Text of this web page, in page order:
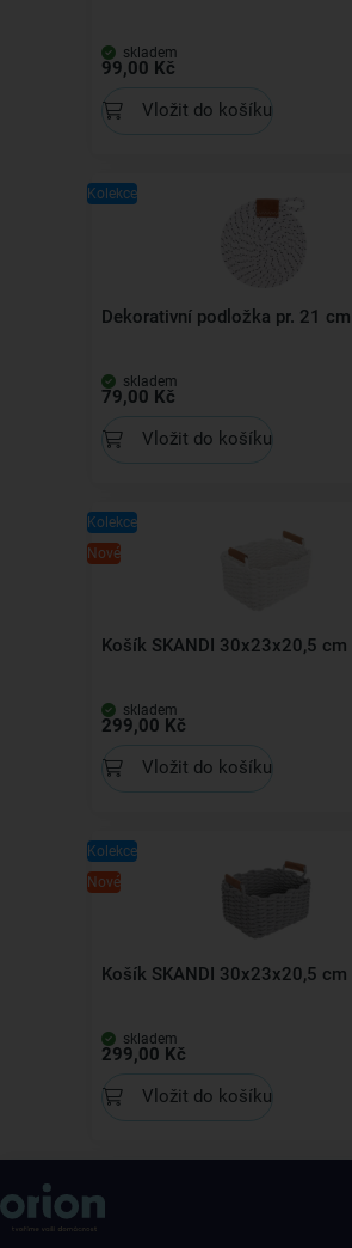
skladem
99,00 Kč
Vložit do košíku
Kolekce
Dekorativní podložka pr. 21 cm
skladem
79,00 Kč
Vložit do košíku
Kolekce
Nové
Košík SKANDI 30x23x20,5 cm
skladem
299,00 Kč
Vložit do košíku
Kolekce
Nové
Košík SKANDI 30x23x20,5 cm
skladem
299,00 Kč
Vložit do košíku
Získejte rady, recepty a tipy na
ostatní